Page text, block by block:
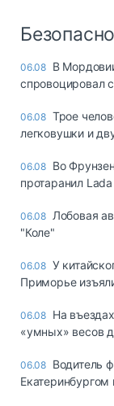
06.08 В
спровоцировал
06.08 Трое
легковушки и
06.08 Во
протаранил
06.08 Лобовая
"Коле"
06.08 У
Приморье
06.08 Ha
«yмныx» вecoв
06.08 Водитель